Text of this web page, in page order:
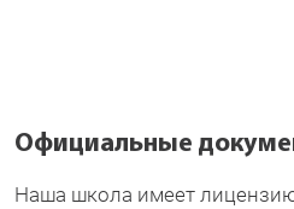
Официальные
Наша школа имеет